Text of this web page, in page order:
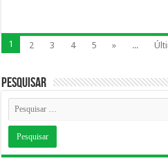
1 2 3 4 5 » ...
Pesquisar